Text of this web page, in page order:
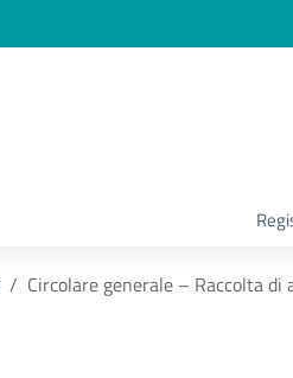
Circolare generale – Raccolta